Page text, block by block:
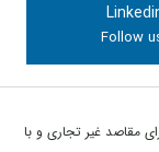
Follow
مقاصد غیر تجاری و با